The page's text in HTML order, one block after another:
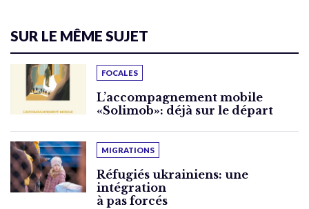
SUR LE MÊME SUJET
FOCALES
L’accompagnement mobile
«Solimob»: déjà sur le départ
MIGRATIONS
Réfugiés ukrainiens: une
intégration
à pas forcés